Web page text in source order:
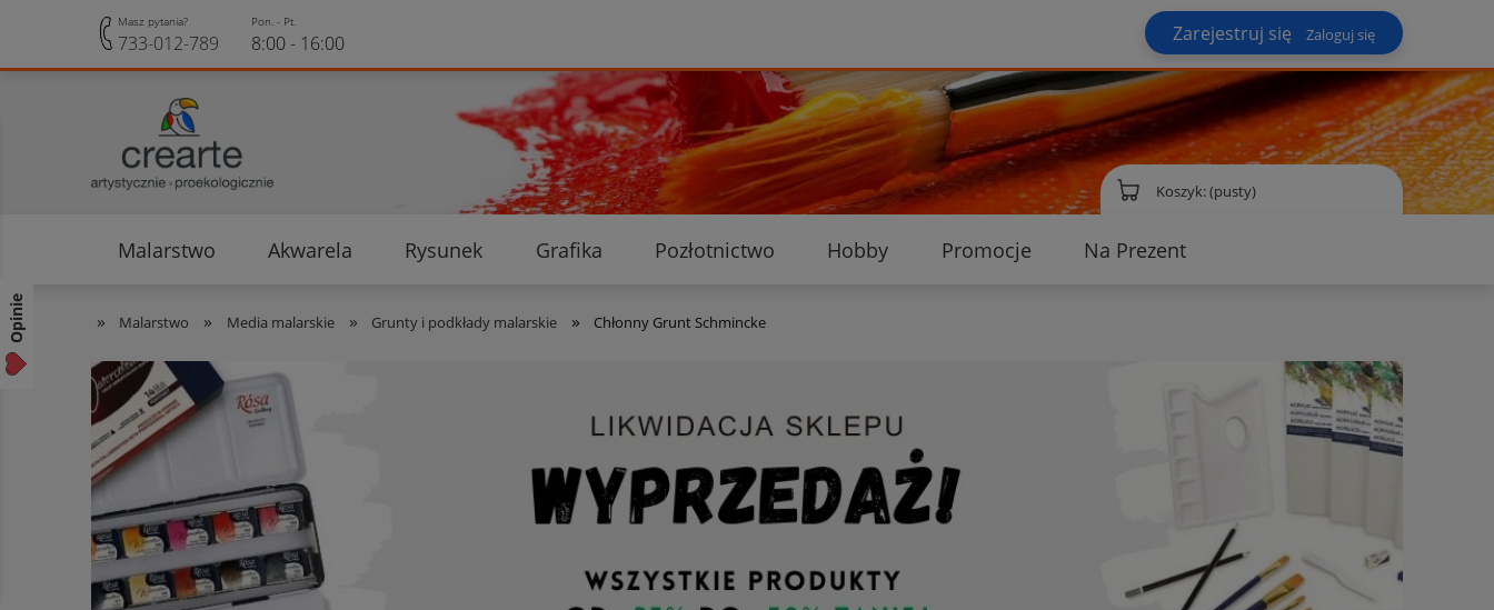
Zarejestruj się Zaloguj się
Koszyk:(pusty)
Malarstwo Akwarela Rysunek Grafika Pozłotnictwo Hobby Promocje
Na Prezent
» Malarstwo » Media malarskie » Grunty i podkłady malarskie » Chłonny Grunt Schmincke
Masz pytania?
733-012-789
Pon. - Pt.
8:00 - 16:00
Opinie